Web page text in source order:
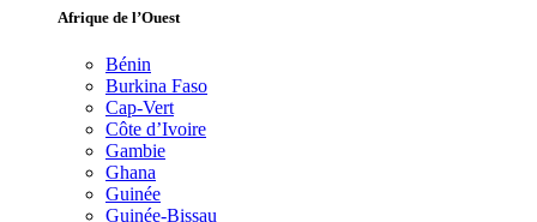
Afrique de l’Ouest
Bénin
Burkina Faso
Cap-Vert
Côte d’Ivoire
Gambie
Ghana
Guinée
Guinée-Bissau